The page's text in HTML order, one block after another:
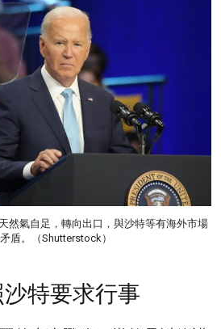
然氣自足，轉向出口，與沙特等有海外市場
盾。（Shutterstock）
特要求行事